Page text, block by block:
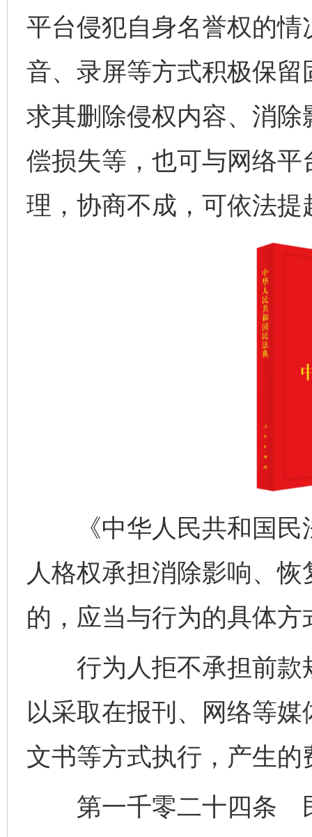
平台侵犯自身名誉权的
音、录屏等方式积极保
求其删除侵权内容、消
偿损失等，也可与网络
理，协商不成，可依法提
《中华人民共和国民
人格权承担消除影响、
的，应当与行为的具体
行为人拒不承担前款
以采取在报刊、网络等
文书等方式执行，产生
第一千零二十四条 民